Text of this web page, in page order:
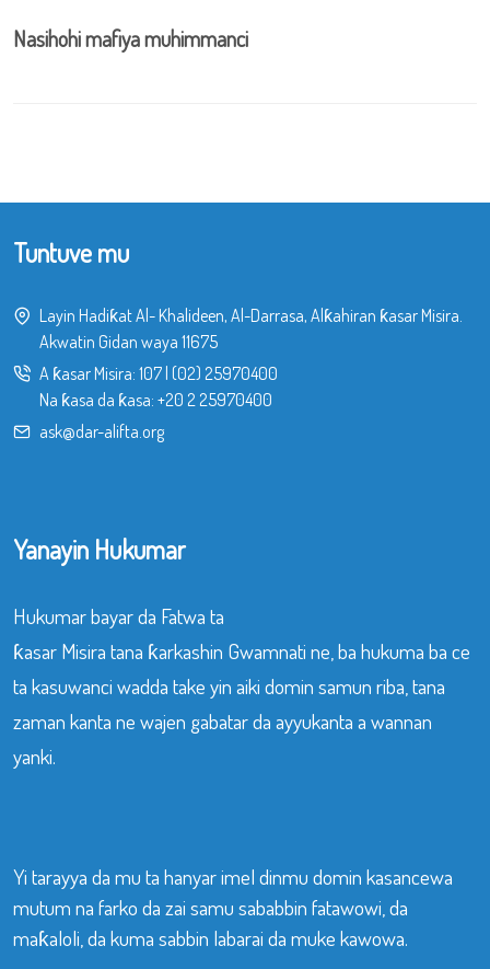
Nasihohi mafiya muhimmanci
Tuntuve mu
Layin Hadiƙat Al- Khalideen, Al-Darrasa, Alƙahiran ƙasar Misira.
Akwatin Gidan waya 11675
A ƙasar Misira: 107| (02) 25970400
Na ƙasa da ƙasa: +20 2 25970400
ask@dar-alifta.org
Yanayin Hukumar
Hukumar bayar da Fatwa ta
ƙasar Misira tana ƙarkashin Gwamnati ne, ba hukuma ba ce
ta kasuwanci wadda take yin aiki domin samun riba, tana
zaman kanta ne wajen gabatar da ayyukanta a wannan
yanki.
Yi tarayya da mu ta hanyar imel dinmu domin kasancewa
mutum na farko da zai samu sababbin fatawowi, da
maƙaloli, da kuma sabbin labarai da muke kawowa.